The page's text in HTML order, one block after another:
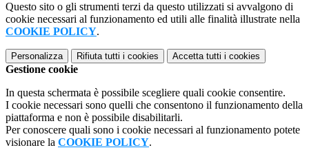
Questo sito o gli strumenti terzi da questo utilizzati si avvalgono di
cookie necessari al funzionamento ed utili alle finalità illustrate nella
COOKIE POLICY.
Personalizza Rifiuta tutti i cookies Accetta tutti i cookies
Gestione cookie
In questa schermata è possibile scegliere quali cookie consentire.
I cookie necessari sono quelli che consentono il funzionamento della
piattaforma e non è possibile disabilitarli.
Per conoscere quali sono i cookie necessari al funzionamento potete
visionare la COOKIE POLICY.